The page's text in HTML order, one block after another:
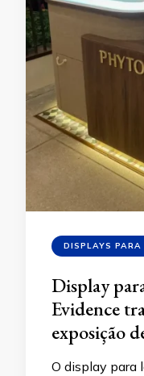
DISPLAYS PARA
Display
Evidence
exposição
O display para